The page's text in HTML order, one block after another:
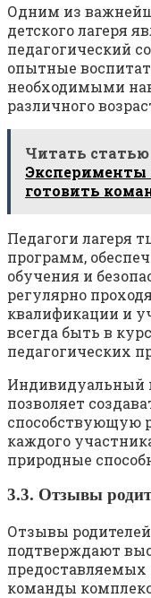
Одним из
детского лагеря
педагогический
опытные
необходимыми
различного
Читать статью
Эксперименты
готовить
Педагоги лагеря
программ,
обучения и
регулярно
квалификации и
всегда быть в
педагогических
Индивидуальный
позволяет
способствующую
каждого
природные
3.3. Отзывы
Отзывы
подтверждают
предоставляемых
команды